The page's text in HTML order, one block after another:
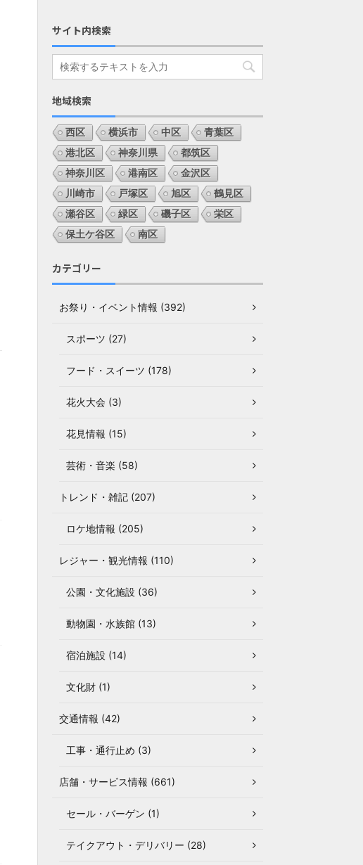
サイト内検索
地域検索
西区 横浜市 中区
青葉区
港北区
神奈川県
都筑区
神奈川区
港南区
金沢区
川崎市
戸塚区 旭区
鶴見区
瀬谷区
緑区 磯子区
栄区
保土ケ谷区
南区
カテゴリー
お祭り・イベント情報 (392)
スポーツ (27)
フード・スイーツ (178)
花火大会 (3)
花見情報 (15)
芸術・音楽 (58)
トレンド・雑記 (207)
ロケ地情報 (205)
レジャー・観光情報 (110)
公園・文化施設 (36)
動物園・水族館 (13)
宿泊施設 (14)
文化財 (1)
交通情報 (42)
工事・通行止め (3)
店舗・サービス情報 (661)
セール・バーゲン (1)
テイクアウト・デリバリー (28)